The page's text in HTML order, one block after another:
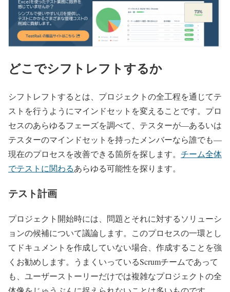
どこでシフトレフトするか
シフトレフトするとは、プロジェクトの全工程を通じてテ
ストを行うようにマインドセットを変えることです。プロ
セスのあらゆるフェーズを調べて、テスターが––あるいは
テスターのマインドセットを持ったメンバーなら誰でも––
現在のプロセスを改善できる箇所を探します。 チーム全体
でテストに関わるあらゆる可能性を探ります。
テスト計画
プロジェクト開始時には、問題とそれに対するソリューシ
ョンの候補について議論します。このプロセスの一環とし
てドキュメントを作成していない場合、作成することを強
くお勧めします。うまくいっているScrumチームであって
も、ユーザーストーリーだけでは複雑なプロジェクトの全